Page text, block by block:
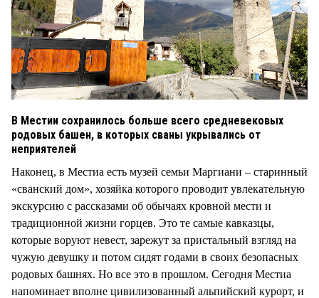
В Местии сохранилось больше всего средневековых
родовых башен, в которых сваны укрывались от
неприятелей
Наконец, в Местиа есть музей семьи Маргиани – старинный
«сванский дом», хозяйка которого проводит увлекательную
экскурсию с рассказами об обычаях кровной мести и
традиционной жизни горцев. Это те самые кавказцы,
которые воруют невест, зарежут за пристальный взгляд на
чужую девушку и потом сидят годами в своих безопасных
родовых башнях. Но все это в прошлом. Сегодня Местиа
напоминает вполне цивилизованный альпийский курорт, и